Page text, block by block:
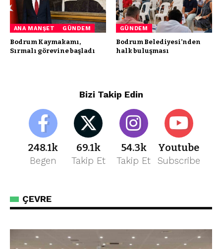
ANA MANŞET GÜNDEM
Bodrum Kaymakamı,
Sırmalı görevine başladı
GÜNDEM
Bodrum Belediyesi’nden
halk buluşması
Bizi Takip Edin
248.1k
Begen
69.1k
Takip Et
54.3k
Takip Et
Youtube
Subscribe
ÇEVRE